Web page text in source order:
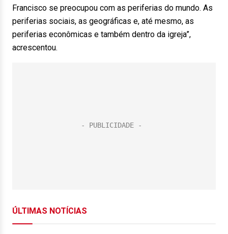
Francisco se preocupou com as periferias do mundo. As
periferias sociais, as geográficas e, até mesmo, as
periferias econômicas e também dentro da igreja”,
acrescentou.